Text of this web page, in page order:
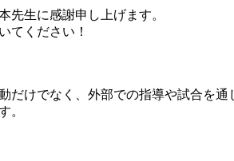
先生に感謝申し上げます。
てください！
だけでなく、外部での指導や試合を通
。